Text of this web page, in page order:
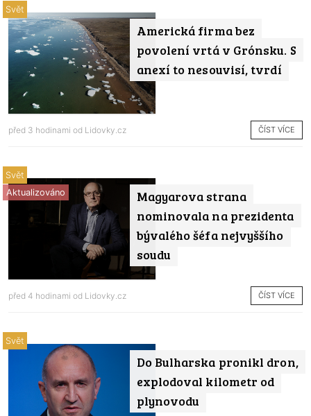
Americká firma bez
povolení vrtá v Grónsku. S
anexí to nesouvisí, tvrdí
Svět
před 3 hodinami od Lidovky.cz ČÍST VÍCE
Magyarova strana
nominovala na prezidenta
bývalého šéfa nejvyššího
soudu
Aktualizováno
Svět
před 4 hodinami od Lidovky.cz ČÍST VÍCE
Do Bulharska pronikl dron,
explodoval kilometr od
plynovodu
Svět